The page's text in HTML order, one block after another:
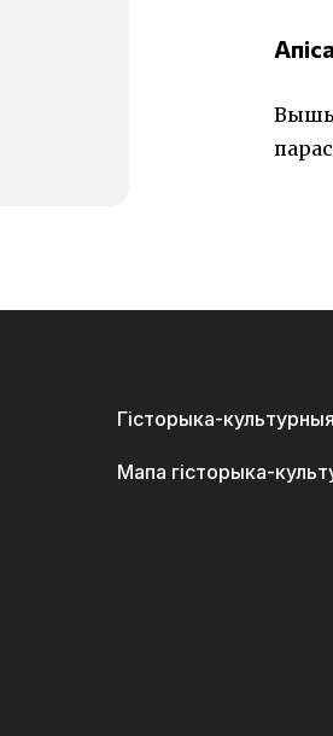
Гісторыка-
Мапа гісторыка-